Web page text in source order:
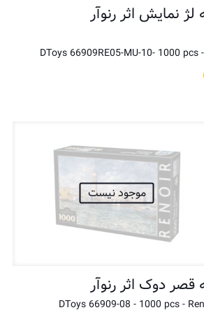
DToys 66909RE05-MU-10- 1000 pcs
موجود نیست
DToys 66909-08 - 1000 pcs -